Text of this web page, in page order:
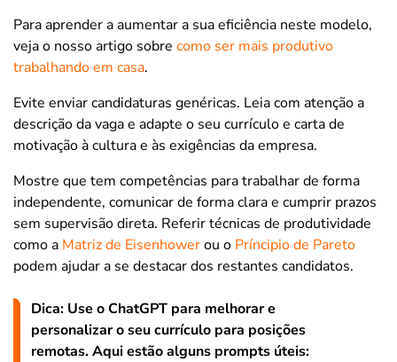
Para aprender a aumentar a sua eficiência neste modelo,
veja o nosso artigo sobre como ser mais produtivo
trabalhando em casa.
Evite enviar candidaturas genéricas. Leia com atenção a
descrição da vaga e adapte o seu currículo e carta de
motivação à cultura e às exigências da empresa.
Mostre que tem competências para trabalhar de forma
independente, comunicar de forma clara e cumprir prazos
sem supervisão direta. Referir técnicas de produtividade
como a Matriz de Eisenhowerou o Príncipio de Pareto
podem ajudar a se destacar dos restantes candidatos.
Dica: Use o ChatGPT para melhorar e
personalizar o seu currículo para posições
remotas. Aqui estão alguns prompts úteis: